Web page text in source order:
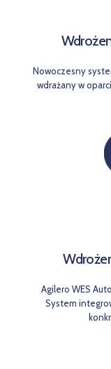
Nowoczesny
wdrażany w
Agilero WES
System